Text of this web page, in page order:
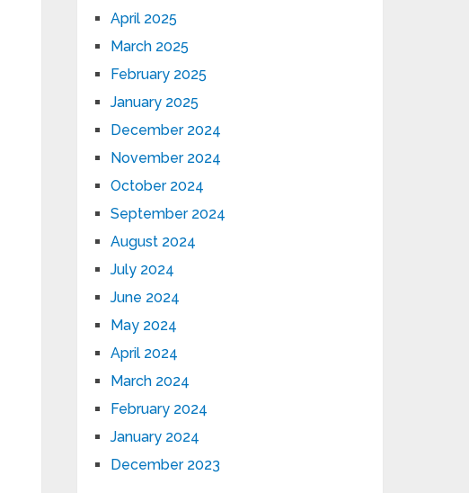
April 2025
March 2025
February 2025
January 2025
December 2024
November 2024
October 2024
September 2024
August 2024
July 2024
June 2024
May 2024
April 2024
March 2024
February 2024
January 2024
December 2023